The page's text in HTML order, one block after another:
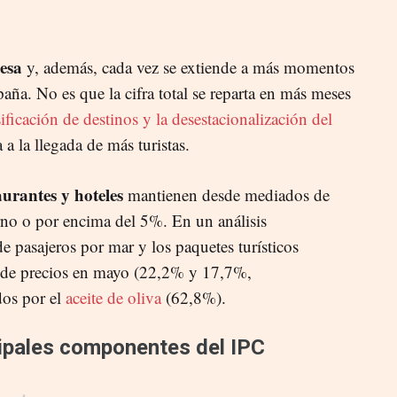
y, además, cada vez se extiende a más momentos
No es que la cifra total se reparta en más meses
de destinos y la desestacionalización del
la llegada de más turistas.
y hoteles mantienen desde mediados de
o por encima del 5%. En un análisis
pasajeros por mar y los paquetes turísticos
precios en mayo (22,2% y 17,7%,
por el aceite de oliva(62,8%).